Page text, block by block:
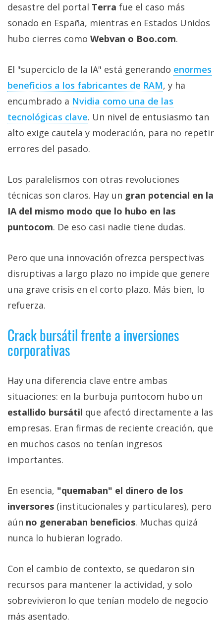
desastre del portal Terra fue el caso más
sonado en España, mientras en Estados Unidos
hubo cierres como Webvan o Boo.com.
El "superciclo de la IA" está generando enormes
beneficios a los fabricantes de RAM‎, y ha
encumbrado a Nvidia como una de las
tecnológicas clave‎. Un nivel de entusiasmo tan
alto exige cautela y moderación, para no repetir
errores del pasado.
Los paralelismos con otras revoluciones
técnicas son claros. Hay un gran potencial en la
IA del mismo modo que lo hubo en las
puntocom. De eso casi nadie tiene dudas.
Pero que una innovación ofrezca perspectivas
disruptivas a largo plazo no impide que genere
una grave crisis en el corto plazo. Más bien, lo
refuerza.
Crack bursátil frente a inversiones
corporativas
Hay una diferencia clave entre ambas
situaciones: en la burbuja puntocom hubo un
estallido bursátil que afectó directamente a las
empresas. Eran firmas de reciente creación, que
en muchos casos no tenían ingresos
importantes.
En esencia, "quemaban" el dinero de los
inversores (institucionales y particulares), pero
aún no generaban beneficios. Muchas quizá
nunca lo hubieran logrado.
Con el cambio de contexto, se quedaron sin
recursos para mantener la actividad, y solo
sobrevivieron lo que tenían modelo de negocio
más asentado.